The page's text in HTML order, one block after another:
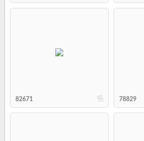
b
82671 78829